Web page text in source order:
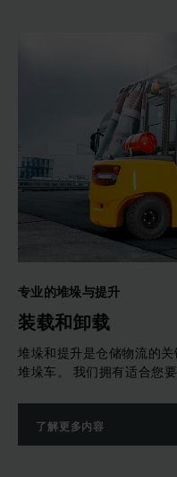
可以提出更适合您个人
务方面，您可以信赖永恒
存储和堆垛，无论
专业的堆垛与提升
装载和卸载
堆垛和提升是仓储物流的
堆垛车。 我们拥有适合您
了解更多内容